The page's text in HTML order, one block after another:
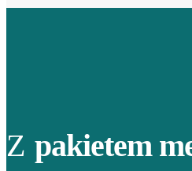
Z pakietem